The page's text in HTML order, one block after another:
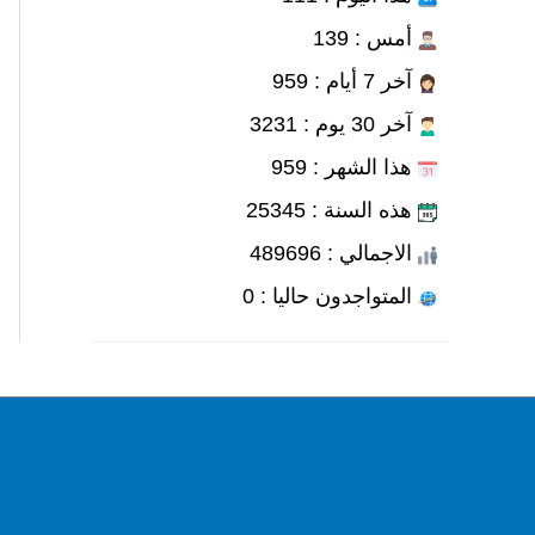
أمس : 139
آخر 7 أيام : 959
آخر 30 يوم : 3231
هذا الشهر : 959
هذه السنة : 25345
الاجمالي : 489696
المتواجدون حاليا : 0